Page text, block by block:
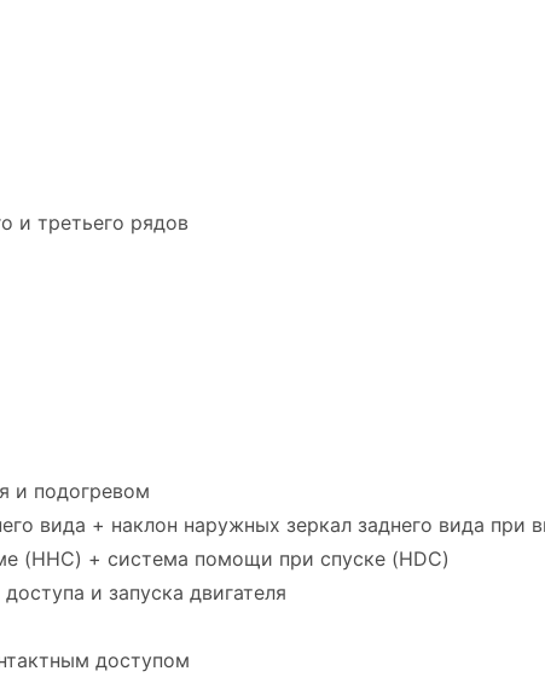
и третьего рядов
и подогревом
вида + наклон наружных зеркал заднего вида при
(HHC) + система помощи при спуске (HDC)
и запуска двигателя
доступом